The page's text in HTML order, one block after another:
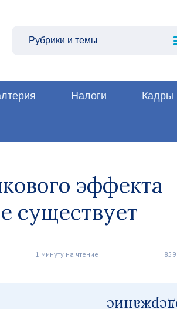
Рубрики и темы
Налоги Кадры
эффекта
существует
1 минуту на чтение